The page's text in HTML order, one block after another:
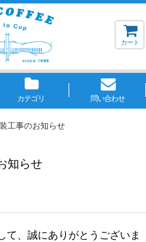
カート
カテゴリ 問い合わせ
工事のお知らせ
知らせ
て、誠にありがとうございま